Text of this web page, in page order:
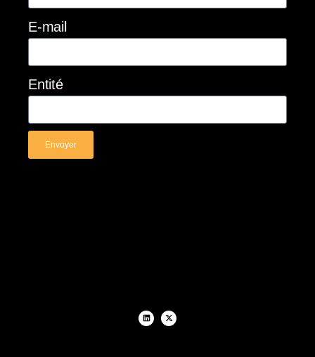
E-mail
Entité
Envoyer